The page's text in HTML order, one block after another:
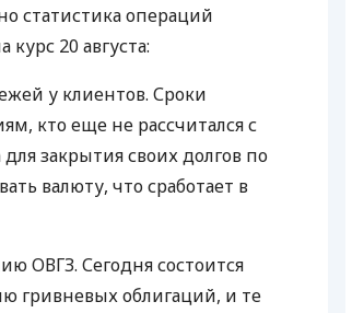
ПУТЕВОДИТЕЛИ ПО
БАНКОВСКИМ КАРТАМ
статистика операций
20 августа:
у клиентов. Сроки
кто еще не рассчитался с
закрытия своих долгов по
валюту, что сработает в
ОВГЗ. Сегодня состоится
гривневых облигаций, и те